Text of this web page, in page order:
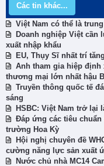
Các tin khác...
Việt Nam có thể là
Doanh nghiệp Việt cần
xuất nhập khẩu
EU, Thụy Sĩ nhất trí
Anh tham gia hiệp định
thương mại lớn nhất hậu
Truyền thông quốc tế
sáng
HSBC: Việt Nam trở lại
Đáp ứng các tiêu
trường Hoa Kỳ
Hội nghị chuyên đề
cường năng lực sản xuất
Nước chủ nhà MC14